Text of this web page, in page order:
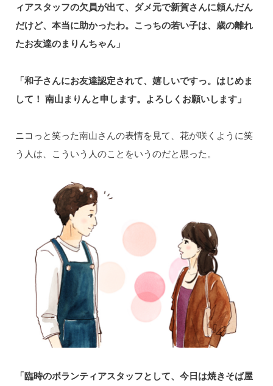
ィアスタッフの欠員が出て、ダメ元で新賀さんに頼んだん
だけど、本当に助かったわ。こっちの若い子は、歳の離れ
たお友達のまりんちゃん」
「和子さんにお友達認定されて、嬉しいですっ。はじめま
して！ 南山まりんと申します。よろしくお願いします」
ニコっと笑った南山さんの表情を見て、花が咲くように笑
う人は、こういう人のことをいうのだと思った。
「臨時のボランティアスタッフとして、今日は焼きそば屋